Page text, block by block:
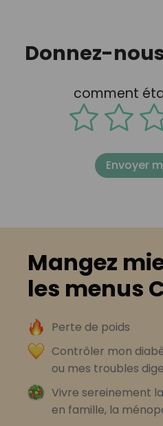
Donnez-
comment
Envoyer
Mangez
les menus
Perte de poids
Contrôler mon
ou mes troubles
Vivre sereinement
en famille, la